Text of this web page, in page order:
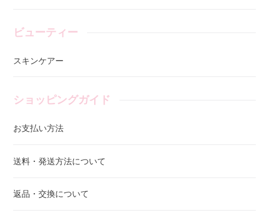
ビューティー
スキンケアー
ショッピングガイド
お支払い方法
送料・発送方法について
返品・交換について